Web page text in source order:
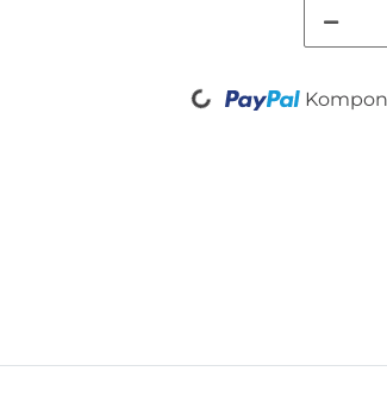
Loading...